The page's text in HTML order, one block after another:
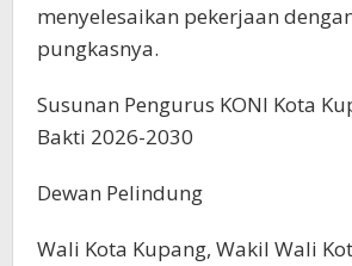
menyelesaikan pekerjaan
pungkasnya.
Susunan Pengurus KONI Kota
Bakti 2026-2030
Dewan Pelindung
Wali Kota Kupang, Wakil Wali